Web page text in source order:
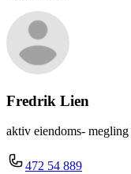
Fredrik Lien
aktiv eiendoms- megling
472 54 889